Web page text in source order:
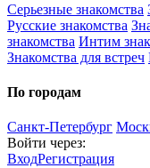
Серьезные знакомства
Русские знакомства
знакомства Интим
Знакомства для встреч
По городам
Санкт-Петербург
Войти через:
ВходРегистрация